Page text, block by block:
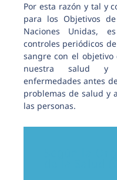
Por esta razón y tal y
para los Objetivos
Naciones Unidas,
controles periódicos
sangre con el
nuestra salud y
enfermedades antes
problemas de salud y
las personas.